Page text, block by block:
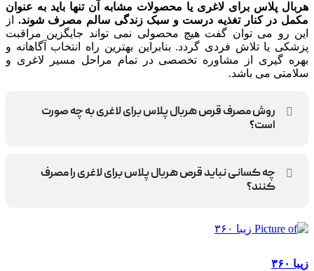
هربال پلاس برای لاغری یا محصولات مشابه آن تنها باید به عنوان
مکمل در کنار تغذیه درست و سبک زندگی سالم مصرف شوند. از
این رو می توان گفت هیچ محصولی نمی تواند جایگزین مراقبت
پزشکی یا تلاش فردی گردد. بنابراین بهترین راه انتخاب آگاهانه و
بهره گیری از مشاوره تخصصی در تمام مراحل مسیر لاغری و
سلامتی می باشد.
روش مصرف قرص هربال پلاس برای لاغری به چه صورت
است؟
آب مصرف شود. اگر کاهش اشتها حاصل نشد، از روز ششم مصرف
به دو قرص افزایش یابد؛ یکی قبل از صبحانه و دیگری قبل یا چند
چه کسانی نباید قرص هربال پلاس برای لاغری را مصرف
کنند؟
بیماری های قلبی
زیبا ۳۶۰